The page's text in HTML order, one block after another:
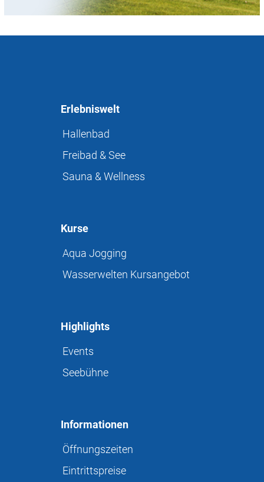
Erlebniswelt
Hallenbad
Freibad & See
Sauna & Wellness
Kurse
Aqua Jogging
Wasserwelten Kursangebot
Highlights
Events
Seebühne
Informationen
Öffnungszeiten
Eintrittspreise